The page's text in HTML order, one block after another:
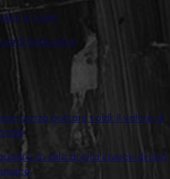
e Lupin
Seducenti
senza buttare soldi: il valore di
su tela di juta invece di una